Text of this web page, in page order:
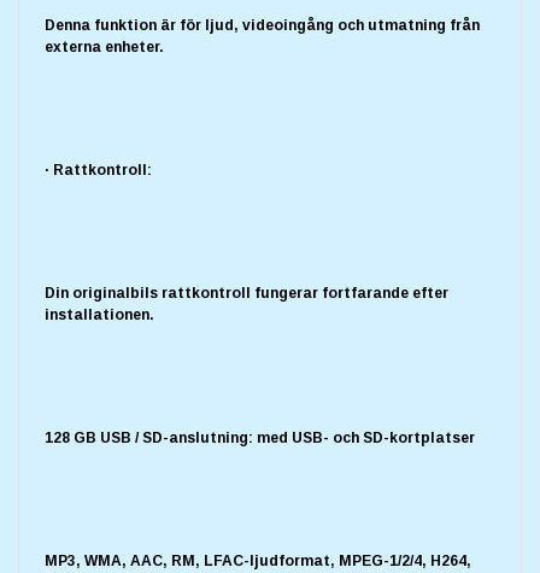
Denna funktion är för ljud, videoingång och utmatning från
externa enheter.
· Rattkontroll:
Din originalbils rattkontroll fungerar fortfarande efter
installationen.
128 GB USB / SD-anslutning: med USB- och SD-kortplatser
MP3, WMA, AAC, RM, LFAC-ljudformat, MPEG-1/2/4, H264,